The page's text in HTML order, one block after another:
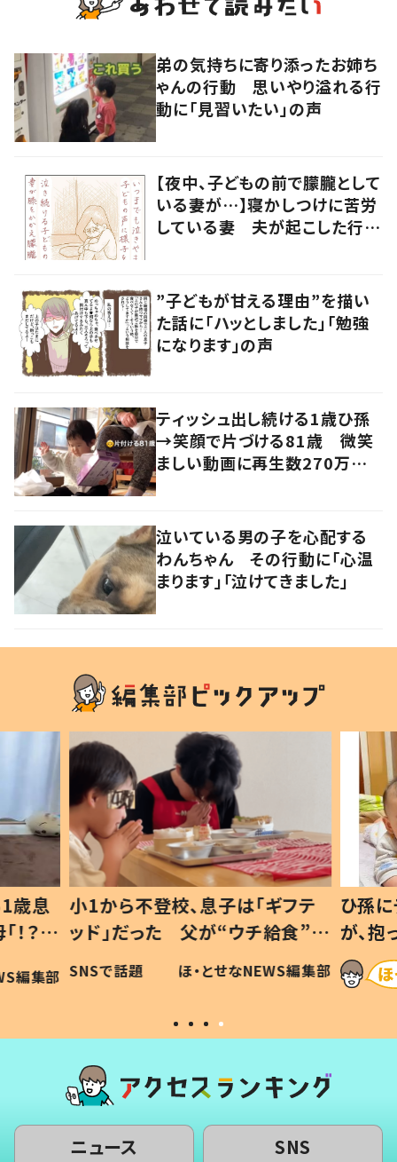
弟の気持ちに寄り添ったお姉ち
ゃんの行動 思いやり溢れる行
動に「見習いたい」の声
【夜中、子どもの前で朦朧として
いる妻が…】寝かしつけに苦労
している妻 夫が起こした行動
”子どもが甘える理由”を描い
た話に「ハッとしました」「勉強
になります」の声
ティッシュ出し続ける1歳ひ孫
→笑顔で片づける81歳 微笑
ましい動画に再生数270万回
泣いている男の子を心配する
わんちゃん その行動に「心温
まります」「泣けてきました」
歳息
？」
編集部
小1から不登校、息子は「ギフテ
ッド」だった 父が“ウチ給食”を
作り続ける理由とは #令和の親
#令和の子
SNSで話題 ほ・とせなNEWS編集部
ひ孫
が、
「涙が
い」
ニュース SNS